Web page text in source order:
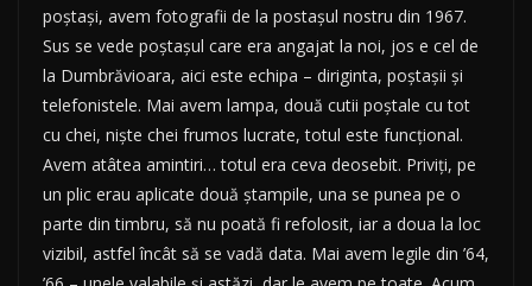
poştaşi, avem fotografii de la postaşul nostru din 1967.
Sus se vede poştaşul care era angajat la noi, jos e cel de
la Dumbrăvioara, aici este echipa – diriginta, poştaşii şi
telefonistele. Mai avem lampa, două cutii poştale cu tot
cu chei, nişte chei frumos lucrate, totul este funcţional.
Avem atâtea amintiri… totul era ceva deosebit. Priviţi, pe
un plic erau aplicate două ştampile, una se punea pe o
parte din timbru, să nu poată fi refolosit, iar a doua la loc
vizibil, astfel încât să se vadă data. Mai avem legile din ’64,